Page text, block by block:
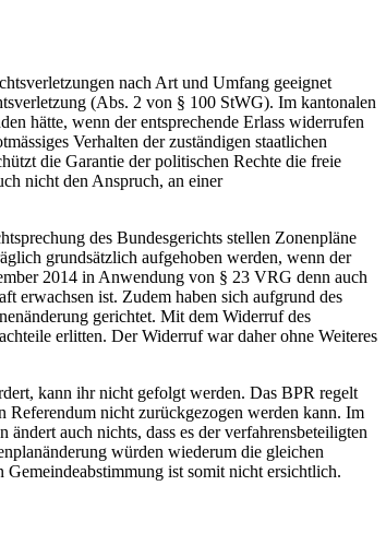
nach Art und Umfang geeignet
(Abs. 2 von § 100 StWG). Im kantonalen
hätte, wenn der entsprechende Erlass widerrufen
Verhalten der zuständigen staatlichen
die Garantie der politischen Rechte die freie
nicht den Anspruch, an einer
des Bundesgerichts stellen Zonenpläne
grundsätzlich aufgehoben werden, wenn der
2014 in Anwendung von § 23 VRG denn auch
erwachsen ist. Zudem haben sich aufgrund des
gerichtet. Mit dem Widerruf des
erlitten. Der Widerruf war daher ohne Weiteres
kann ihr nicht gefolgt werden. Das BPR regelt
Referendum nicht zurückgezogen werden kann. Im
auch nichts, dass es der verfahrensbeteiligten
würden wiederum die gleichen
ist somit nicht ersichtlich.